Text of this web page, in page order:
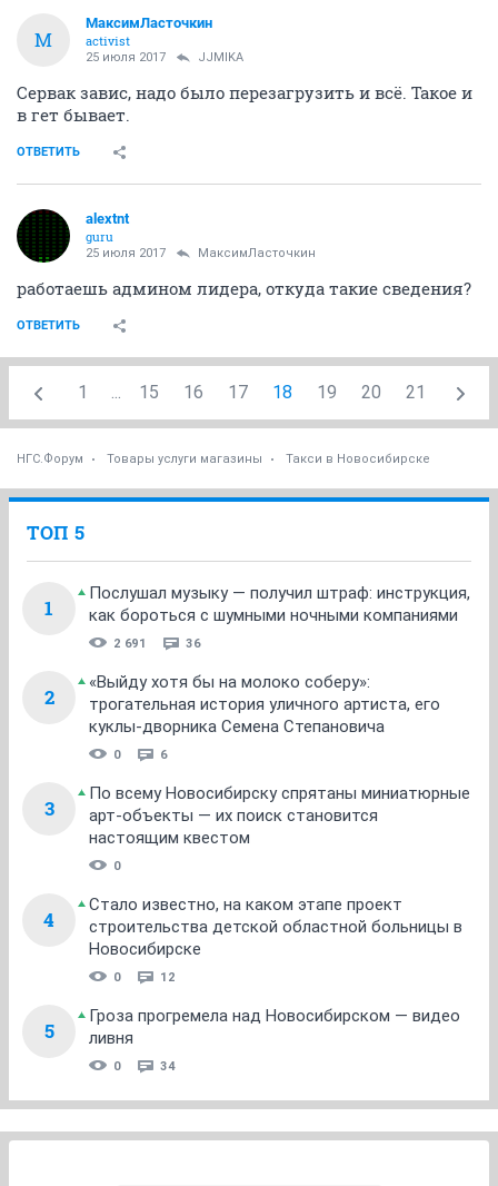
М
МаксимЛасточкин
activist
25 июля 2017 JJMIKA
Сервак завис, надо было перезагрузить и всё. Такое и
в гет бывает.
ОТВЕТИТЬ
alextnt
guru
25 июля 2017 МаксимЛасточкин
работаешь админом лидера, откуда такие сведения?
ОТВЕТИТЬ
1 ... 15 16 17 18 19 20 21
НГС.Форум Товары услуги магазины Такси в Новосибирске
ТОП 5
1
Послушал музыку — получил штраф: инструкция,
как бороться с шумными ночными компаниями
2 691 36
2
«Выйду хотя бы на молоко соберу»:
трогательная история уличного артиста, его
куклы-дворника Семена Степановича
0 6
3
По всему Новосибирску спрятаны миниатюрные
арт-объекты — их поиск становится
настоящим квестом
0
4
Стало известно, на каком этапе проект
строительства детской областной больницы в
Новосибирске
0 12
5
Гроза прогремела над Новосибирском — видео
ливня
0 34